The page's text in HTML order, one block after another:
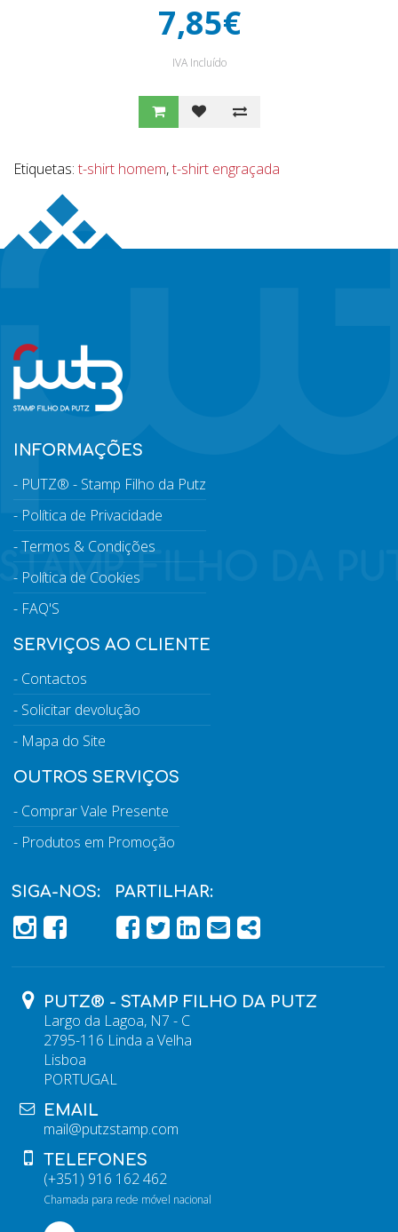
7,85€
IVA Incluído
Etiquetas: t-shirt homem,t-shirt engraçada
INFORMAÇÕES
PUTZ® - Stamp Filho da Putz
Política de Privacidade
Termos & Condições
Política de Cookies
FAQ'S
SERVIÇOS AO CLIENTE
Contactos
Solicitar devolução
Mapa do Site
OUTROS SERVIÇOS
Comprar Vale Presente
Produtos em Promoção
SIGA-NOS:
PÁGINA DO FACEBOOK
PÁGINA DO FACEBOOK
PARTILHAR:
FACEBOOK
TWITTER
LINKEDIN
EMAIL
PUTZ® - STAMP FILHO DA PUTZ
Largo da Lagoa, N7 - C
2795-116 Linda a Velha
Lisboa
PORTUGAL
EMAIL
mail@putzstamp.com
TELEFONES
(+351) 916 162 462
Chamada para rede móvel nacional